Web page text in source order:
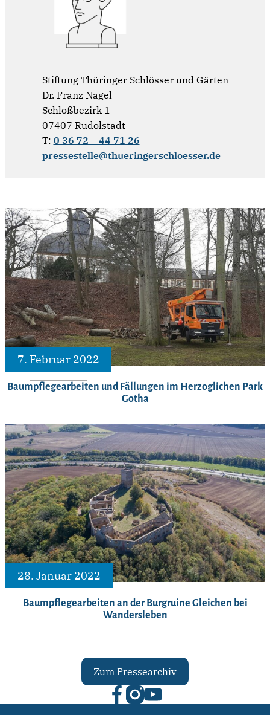
Stiftung Thüringer Schlösser und Gärten
Dr. Franz Nagel
Schloßbezirk 1
07407 Rudolstadt
T: 0 36 72 – 44 71 26
pressestelle@thueringerschloesser.de
7. Februar 2022
Baumpflegearbeiten und Fällungen im Herzoglichen Park
Gotha
28. Januar 2022
Baumpflegearbeiten an der Burgruine Gleichen bei
Wandersleben
Zum Pressearchiv